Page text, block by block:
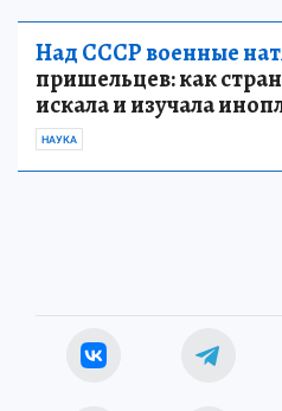
Над СССР военные
пришельцев: как
искала и изучала
НАУКА